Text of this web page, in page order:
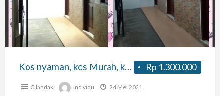
Murah,
kos
Aman
,
bersih
Rp 1.300.000
Kos nyaman, kos Murah, kos Aman , kos bersih
Cilandak Individu 24 Mei 2021